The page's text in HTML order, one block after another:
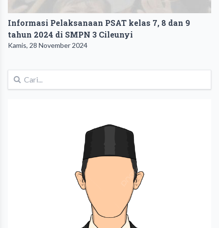
Informasi Pelaksanaan PSAT kelas 7, 8 dan 9
tahun 2024 di SMPN 3 Cileunyi
Kamis, 28 November 2024